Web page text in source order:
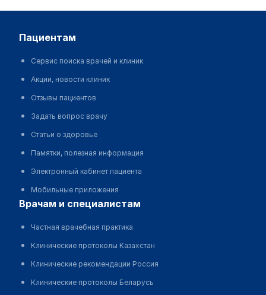
пациентам
Сервис поиска врачей и клиник
Акции, новости клиник
Отзывы пациентов
Задать вопрос врачу
Статьи о здоровье
Памятки, полезная информация
Электронный кабинет пациента
Мобильные приложения
врачам и специалистам
Частная врачебная практика
Клинические протоколы Казахстан
Клинические рекомендации Россия
Клинические протоколы Беларусь